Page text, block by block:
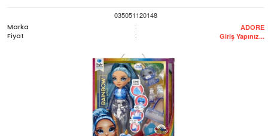
035051120148
Marka
: ADORE
Fiyat : Giriş Yapınız...